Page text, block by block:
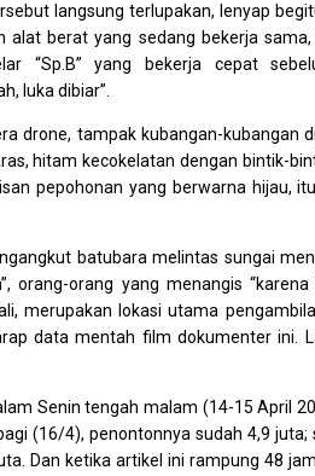
langsung terlupakan, lenyap
alat berat yang sedang bekerja
“Sp.B” yang bekerja cepat
luka dibiar”.
drone, tampak kubangan-kubangan
hitam kecokelatan dengan bintik-
pepohonan yang berwarna hijau,
batubara melintas sungai
orang-orang yang menangis
merupakan lokasi utama
data mentah film dokumenter ini.
Senin tengah malam (14-15 April
(16/4), penontonnya sudah 4,9
Dan ketika artikel ini rampung 48